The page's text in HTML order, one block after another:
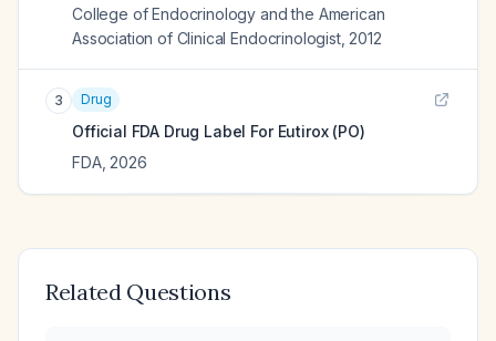
College of Endocrinology and the American
Association of Clinical Endocrinologist, 2012
3 Drug
Official FDA Drug Label For Eutirox (PO)
FDA, 2026
Related Questions